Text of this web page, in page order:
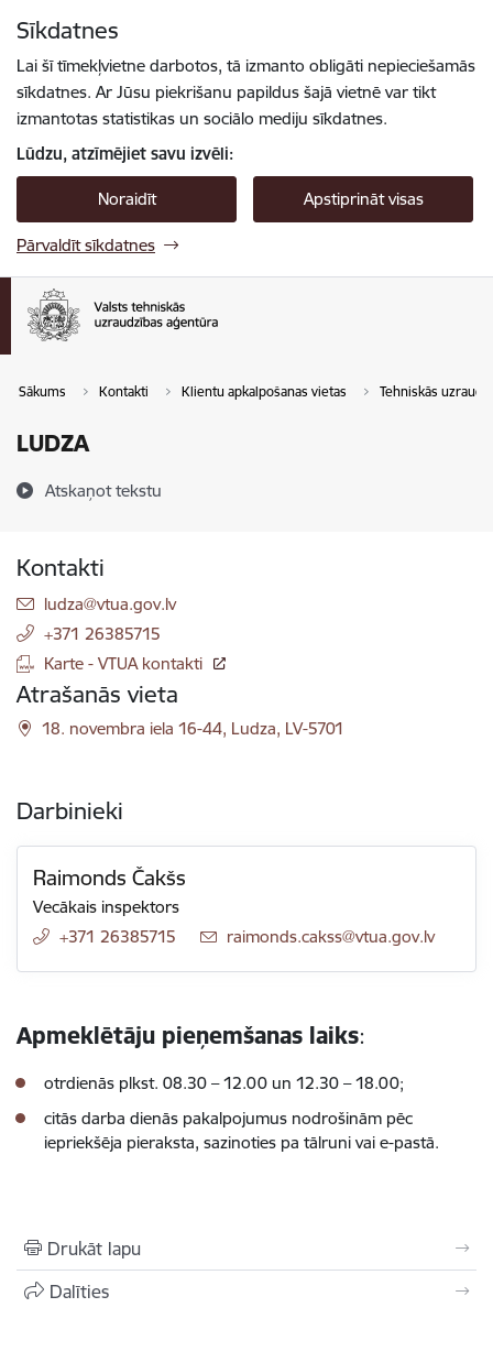
Sīkdatnes
Lai šī tīmekļvietne darbotos, tā izmanto obligāti nepieciešamās
sīkdatnes. Ar Jūsu piekrišanu papildus šajā vietnē var tikt
izmantotas statistikas un sociālo mediju sīkdatnes.
Lūdzu, atzīmējiet savu izvēli:
Noraidīt Apstiprināt visas
Pārvaldīt sīkdatnes
Sākums Kontakti Klientu apkalpošanas vietas Tehniskās
LUDZA
Atskaņot tekstu
Kontakti
E-pasts:
ludza@vtua.gov.lv
+371 26385715
Karte - VTUA kontakti
Atrašanās vieta
18. novembra iela 16-44, Ludza, LV-5701
Darbinieki
Raimonds Čakšs
Vecākais inspektors
+371 26385715
E-pasts:
raimonds.cakss@vtua.gov.lv
Apmeklētāju pieņemšanas laiks:
otrdienās plkst. 08.30 – 12.00 un 12.30 – 18.00;
citās darba dienās pakalpojumus nodrošinām pēc
iepriekšēja pieraksta, sazinoties pa tālruni vai e-pastā.
Drukāt lapu
Dalīties